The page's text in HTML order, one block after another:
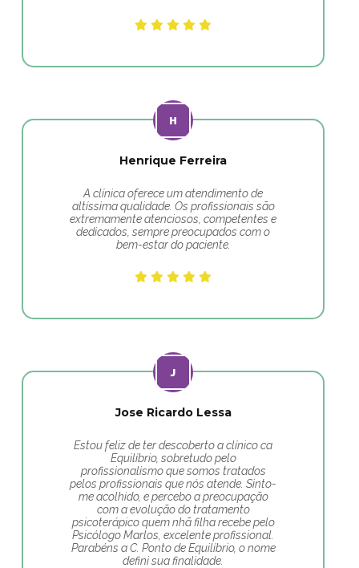
Henrique Ferreira
A clínica oferece um atendimento de
altíssima qualidade. Os profissionais são
extremamente atenciosos, competentes e
dedicados, sempre preocupados com o
bem-estar do paciente.
Jose Ricardo Lessa
Estou feliz de ter descoberto a clínico ca
Equilíbrio, sobretudo pelo
profissionalismo que somos tratados
pelos profissionais que nós atende. Sinto-
me acolhido, e percebo a preocupação
com a evolução do tratamento
psicoterápico quem nhã filha recebe pelo
Psicólogo Marlos, excelente profissional.
Parabéns a C. Ponto de Equilíbrio, o nome
defini sua finalidade.